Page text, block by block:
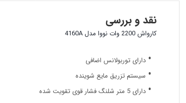
نقد و بررسی
کارواش 2200 وات نووا مدل 4160A
دارای توربولانس اضافی
سیستم تزریق مایع شوینده
دارای 5 متر شلنگ فشار قوی تقویت شده